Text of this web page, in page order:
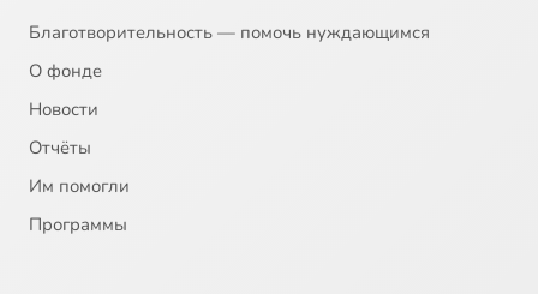
Благотворительность — помочь нуждающимся
О фонде
Новости
Отчёты
Им помогли
Программы